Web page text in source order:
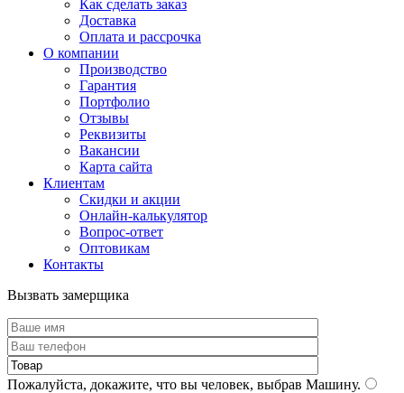
Как сделать заказ
Доставка
Оплата и рассрочка
О компании
Производство
Гарантия
Портфолио
Отзывы
Реквизиты
Вакансии
Карта сайта
Клиентам
Скидки и акции
Онлайн-калькулятор
Вопрос-ответ
Оптовикам
Контакты
Вызвать замерщика
Пожалуйста, докажите, что вы человек, выбрав Машину.